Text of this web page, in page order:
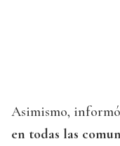
Asimismo,
en todas las